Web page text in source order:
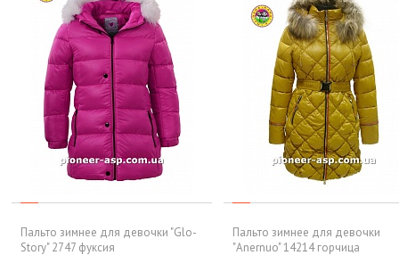
Пальто зимнее для девочки "Glo-
Story" 2747 фуксия
Пальто зимнее для девочки
"Anernuo" 14214 горчица